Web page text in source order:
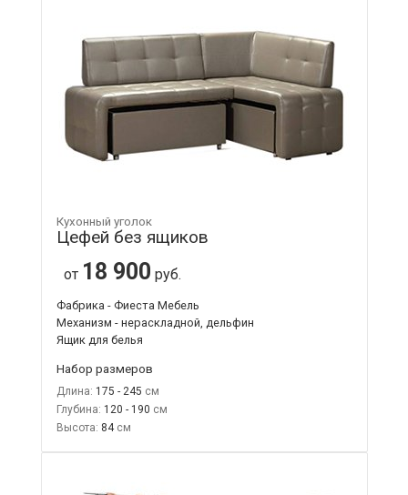
Кухонный уголок
Цефей без ящиков
от 18 900 руб.
Фабрика - Фиеста Мебель
Механизм - нераскладной, дельфин
Ящик для белья
Набор размеров
Длина: 175 - 245
Глубина: 120 - 190
Высота: 84